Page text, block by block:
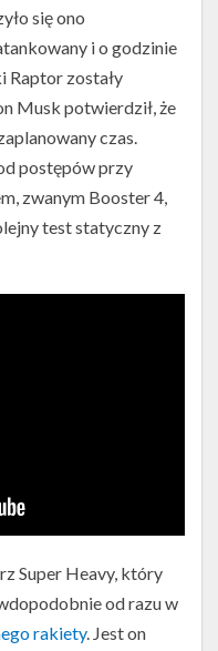
się ono
i o godzinie
Raptor zostały
Musk potwierdził, że
czas.
postępów przy
zwanym Booster 4,
test statyczny z
Super Heavy, który
od razu w
rakiety. Jest on